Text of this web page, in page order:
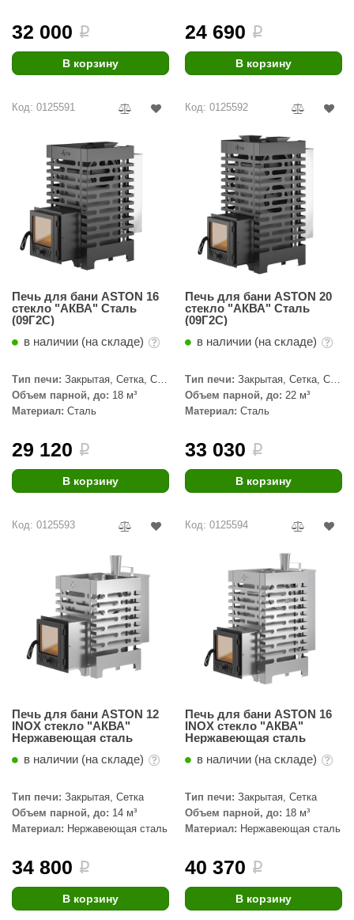
32 000 i
В корзину
24 690 i
В корзину
Код: 0125591
Печь для бани ASTON 16
стекло "АКВА" Сталь
(09Г2С)
в наличии (на складе)
Тип печи: Закрытая, Сетка, С
паровой пушкой
Объем парной, до: 18 м³
Материал: Сталь
29 120 i
В корзину
Код: 0125592
Печь для бани ASTON 20
стекло "АКВА" Сталь
(09Г2С)
в наличии (на складе)
Тип печи: Закрытая, Сетка, С
паровой пушкой
Объем парной, до: 22 м³
Материал: Сталь
33 030 i
В корзину
Код: 0125593
Печь для бани ASTON 12
INOX стекло "АКВА"
Нержавеющая сталь
в наличии (на складе)
Тип печи: Закрытая, Сетка
Объем парной, до: 14 м³
Материал: Нержавеющая сталь
34 800 i
В корзину
Код: 0125594
Печь для бани ASTON 16
INOX стекло "АКВА"
Нержавеющая сталь
в наличии (на складе)
Тип печи: Закрытая, Сетка
Объем парной, до: 18 м³
Материал: Нержавеющая сталь
40 370 i
В корзину